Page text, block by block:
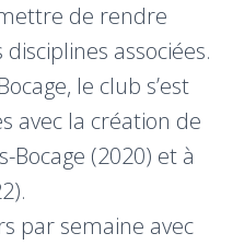
de rendre
associées.
le club s’est
avec la création de
Bocage (2020) et à
par semaine avec